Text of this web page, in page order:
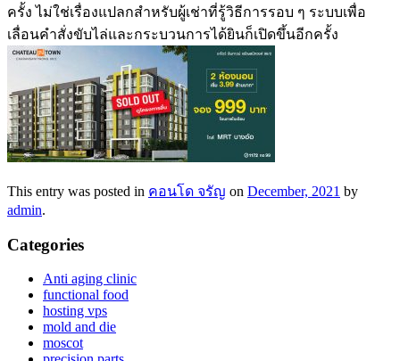
ครั้ง ไม่ใช่เรื่องแปลกสำหรับผู้เช่าที่รู้วิธีการรอบ ๆ ระบบเพื่อ
เลื่อนคำสั่งขับไล่และกระบวนการได้ยินก็เปิดขึ้นอีกครั้ง
This entry was posted in คอนโด จรัญ on December, 2021 by
admin.
Categories
Anti aging clinic
functional food
hosting vps
mold and die
moscot